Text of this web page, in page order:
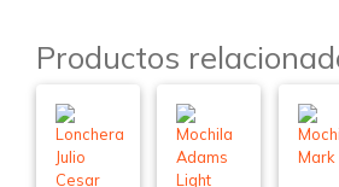
Productos